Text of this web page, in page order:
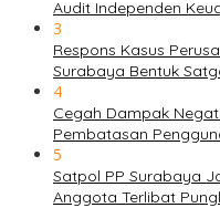
Audit Independen
3
Respons Kasus
Surabaya Bentuk
4
Cegah Dampak
Pembatasan
5
Satpol PP Surabaya
Anggota Terlibat